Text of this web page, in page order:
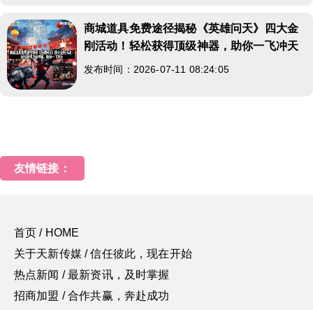
商城道具免费途径揭秘《英雄问天》四大金
刚活动！轻松获得顶级神器，助你一飞冲天
发布时间：2026-07-11 08:24:05
友情链接：
首页 / HOME
关于天新传媒 / 信任彼此，现在开始
热点新闻 / 最新资讯，及时掌握
招商加盟 / 合作共赢，奔赴成功